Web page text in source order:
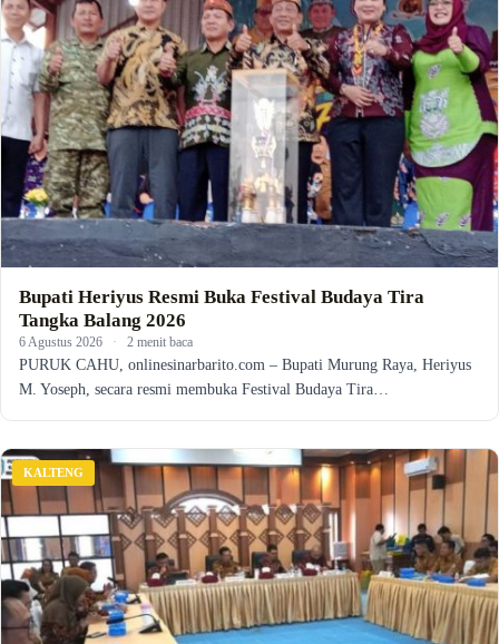
Bupati Heriyus Resmi Buka Festival Budaya Tira
Tangka Balang 2026
6 Agustus 2026 · 2 menit baca
PURUK CAHU, onlinesinarbarito.com – Bupati Murung Raya, Heriyus
M. Yoseph, secara resmi membuka Festival Budaya Tira…
KALTENG